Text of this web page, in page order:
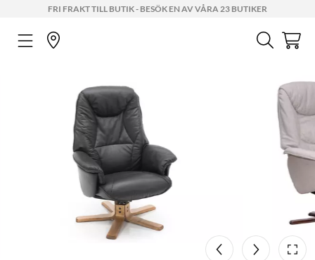
FRI FRAKT TILL BUTIK - BESÖK EN AV VÅRA 23 BUTIKER